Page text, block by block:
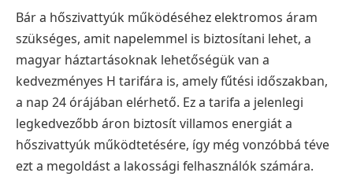
Bár a hőszivattyúk működéséhez elektromos áram
szükséges, amit napelemmel is biztosítani lehet, a
magyar háztartásoknak lehetőségük van a
kedvezményes H tarifára is, amely fűtési időszakban,
a nap 24 órájában elérhető. Ez a tarifa a jelenlegi
legkedvezőbb áron biztosít villamos energiát a
hőszivattyúk működtetésére, így még vonzóbbá téve
ezt a megoldást a lakossági felhasználók számára.